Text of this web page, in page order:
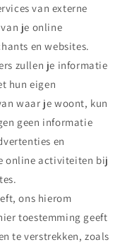
van externe
je online
en websites.
zullen je informatie
hun eigen
waar je woont, kun
geen informatie
en
online activiteiten bij
ons hierom
toestemming geeft
te verstrekken, zoals